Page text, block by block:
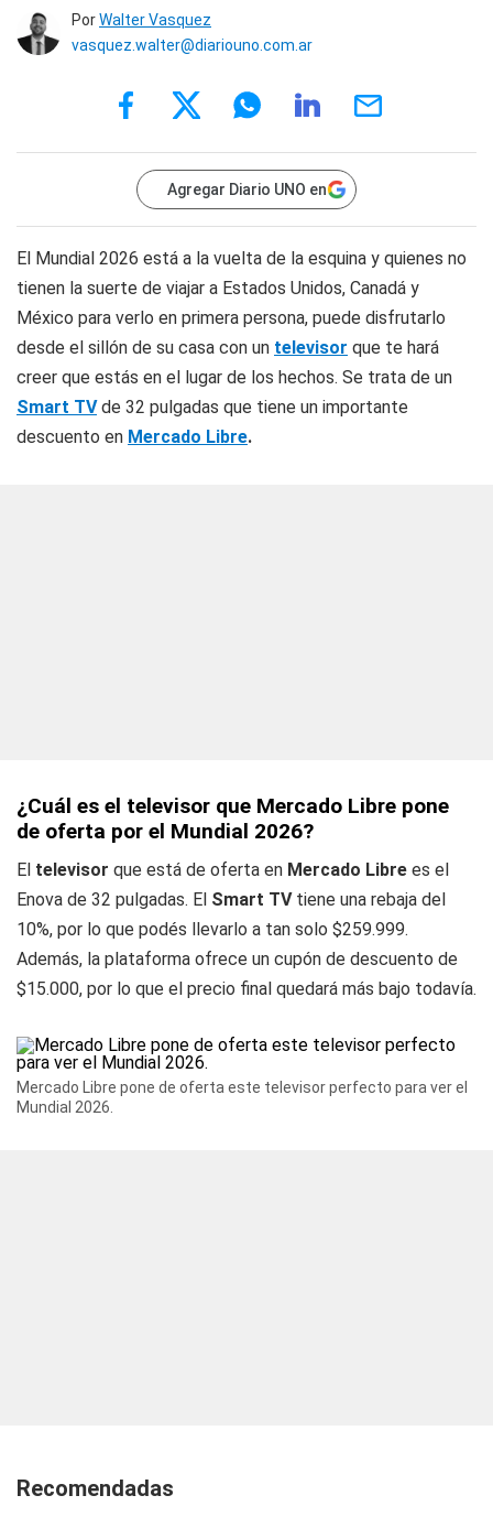
PorWalter Vasquez
vasquez.walter@diariouno.com.ar
Agregar Diario UNO en
El Mundial 2026 está a la vuelta de la esquina y quienes no
tienen la suerte de viajar a Estados Unidos, Canadá y
México para verlo en primera persona, puede disfrutarlo
desde el sillón de su casa con un televisor que te hará
creer que estás en el lugar de los hechos. Se trata de un
Smart TVde 32 pulgadas que tiene un importante
descuento en Mercado Libre.
¿Cuál es el televisor que Mercado Libre pone
de oferta por el Mundial 2026?
El televisor que está de oferta en Mercado Libre es el
Enova de 32 pulgadas. El Smart TVtiene una rebaja del
10%, por lo que podés llevarlo a tan solo $259.999.
Además, la plataforma ofrece un cupón de descuento de
$15.000, por lo que el precio final quedará más bajo todavía.
Mercado Libre pone de oferta este televisor perfecto para ver el
Mundial 2026.
Recomendadas